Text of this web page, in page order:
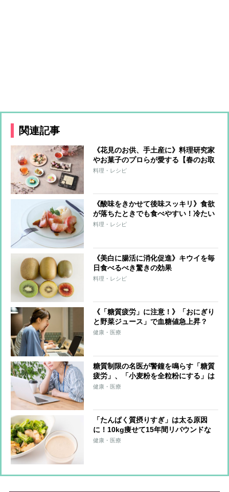
関連記事
《花見のお供、手土産に》料理研究家
やお菓子のプロらが愛する【春のお取
り寄せ】華やかな見た目と色合いで心
料理・レシピ
《酸味をきかせて後味スッキリ》食欲
が落ちたときでも食べやすい！冷たい
スイーツレシピ3つ
料理・レシピ
《美白に腸活に消化促進》キウイを毎
日食べるべき驚きの効果
料理・レシピ
《「糖質疲労」に注意！》「おにぎり
と野菜ジュース」で血糖値急上昇？
「低GI食品のそばならOK」は誤解だ
健康・医療
糖質制限の名医が警鐘を鳴らす「糖質
疲労」、「小麦粉を全粒粉にする」は
意味がない？ 注意すべき「低脂肪ヨ
健康・医療
「たんぱく質摂りすぎ」は太る原因
に！10kg痩せて15年間リバウンドな
しの管理栄養士が語る
健康・医療